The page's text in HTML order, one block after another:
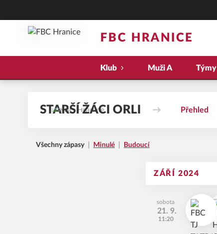
FBC HRANICE
Klub Muži A Týmy
STARŠÍ ŽÁCI ORLI Přehled
Všechny zápasy Minulé Budoucí
ZÁŘÍ 2024
sobota
21. 9.
11:20